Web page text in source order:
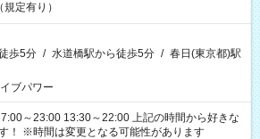
定有り）
歩5分 / 水道橋駅から徒歩5分 / 春日(東京都)駅
ブパワー
13:30～22:00 上記の時間から好きな
！ ※時間は変更となる可能性があります